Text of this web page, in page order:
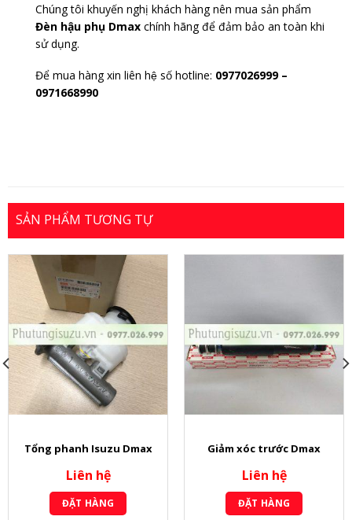
Chúng tôi khuyến nghị khách hàng nên mua sản phẩm
Đèn hậu phụ Dmax chính hãng để đảm bảo an toàn khi
sử dụng.
Để mua hàng xin liên hệ số hotline: 0977026999–
0971668990
SẢN PHẨM TƯƠNG TỰ
Tổng phanh Isuzu Dmax
Liên hệ
ĐẶT HÀNG
Giảm xóc trước Dmax
Liên hệ
ĐẶT HÀNG